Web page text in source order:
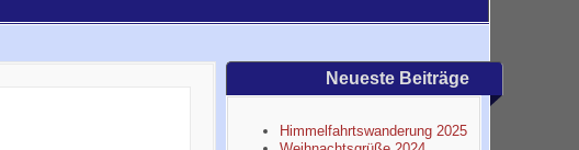
Neueste Beiträge
Himmelfahrtswanderung 2025